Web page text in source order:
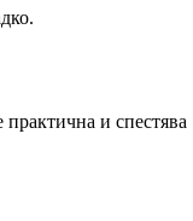
практична и спестява